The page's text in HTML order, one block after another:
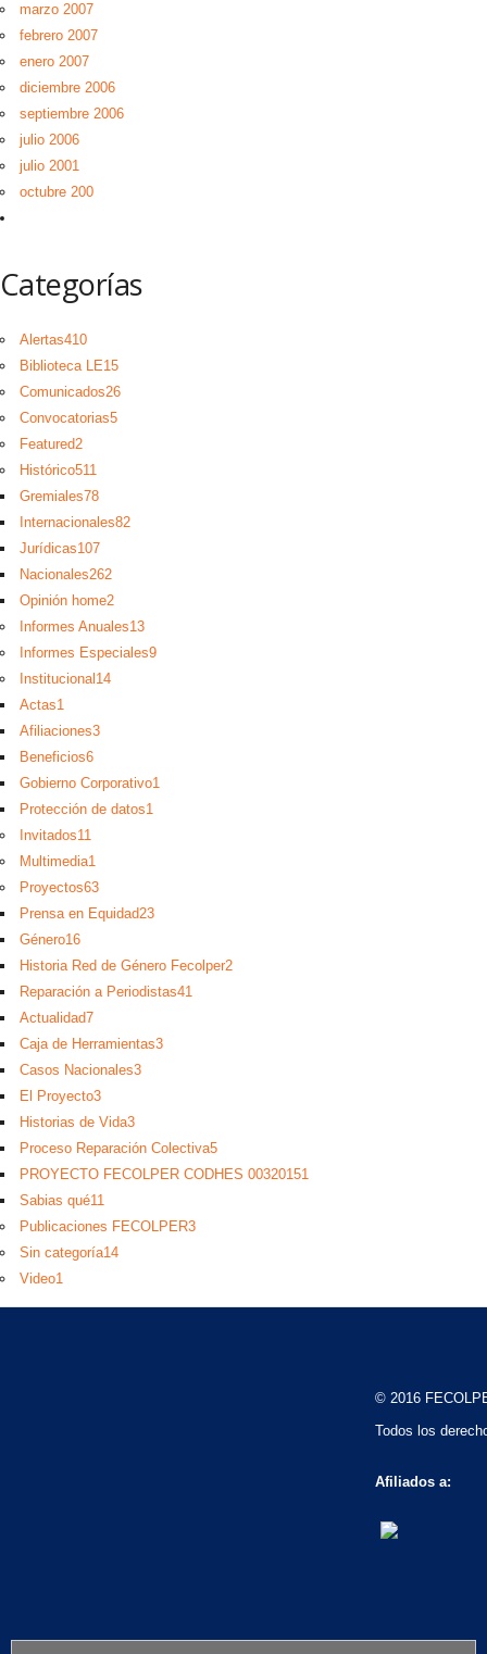
marzo 2007
febrero 2007
enero 2007
diciembre 2006
septiembre 2006
julio 2006
julio 2001
octubre 200
Categorías
Alertas410
Biblioteca LE15
Comunicados26
Convocatorias5
Featured2
Histórico511
Gremiales78
Internacionales82
Jurídicas107
Nacionales262
Opinión home2
Informes Anuales13
Informes Especiales9
Institucional 14
Actas1
Afiliaciones3
Beneficios6
Gobierno Corporativo1
Protección de datos1
Invitados11
Multimedia1
Proyectos63
Prensa en Equidad23
Género16
Historia Red de Género Fecolper2
Reparación a Periodistas41
Actualidad7
Caja de Herramientas3
Casos Nacionales3
El Proyecto3
Historias de Vida3
Proceso Reparación Colectiva5
PROYECTO FECOLPER CODHES 00320151
Sabias qué11
Publicaciones FECOLPER3
Sin categoría14
Video1
© 2016
Todos los
Afiliados a: